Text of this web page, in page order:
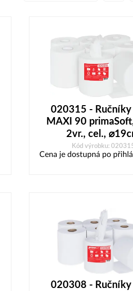
020315 - Ručníky
MAXI 90
2vr., cel.,
Kód výrobku:
Cena je dostupná po
020308 - Ručníky